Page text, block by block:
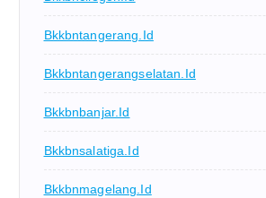
Bkkbntangerang.id
Bkkbntangerangselatan.id
Bkkbnbanjar.id
Bkkbnsalatiga.id
Bkkbnmagelang.id